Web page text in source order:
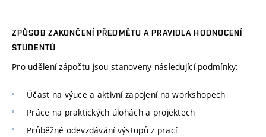
ZPŮSOB ZAKONČENÍ PŘEDMĚTU A PRAVIDLA HODNOCENÍ
STUDENTŮ
Pro udělení zápočtu jsou stanoveny následující podmínky:
Účast na výuce a aktivní zapojení na workshopech
Práce na praktických úlohách a projektech
Průběžné odevzdávání výstupů z prací